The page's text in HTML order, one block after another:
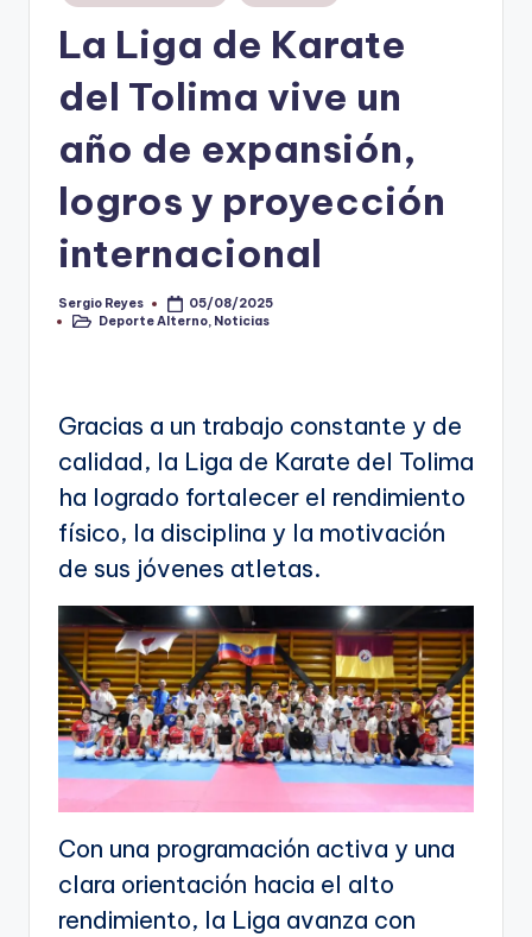
V
o
en
La Liga de Karate
del Tolima vive un
año de expansión,
logros y proyección
internacional
Publicado
por
Sergio Reyes
05/08/2025
Publicado
Deporte Alterno Noticias
Gracias a un trabajo constante y de
calidad, la Liga de Karate del Tolima
ha logrado fortalecer el rendimiento
físico, la disciplina y la motivación
de sus jóvenes atletas.
Con una programación activa y una
clara orientación hacia el alto
rendimiento, la Liga avanza con